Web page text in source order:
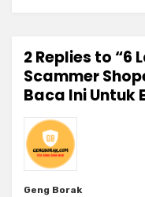
2 Replies to “6
Scammer
Baca Ini Untuk
Geng Borak